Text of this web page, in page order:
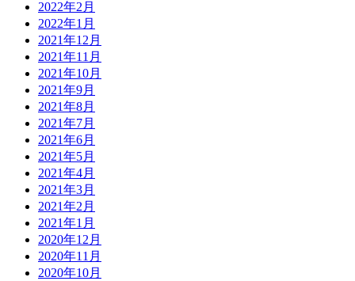
2022年2月
2022年1月
2021年12月
2021年11月
2021年10月
2021年9月
2021年8月
2021年7月
2021年6月
2021年5月
2021年4月
2021年3月
2021年2月
2021年1月
2020年12月
2020年11月
2020年10月